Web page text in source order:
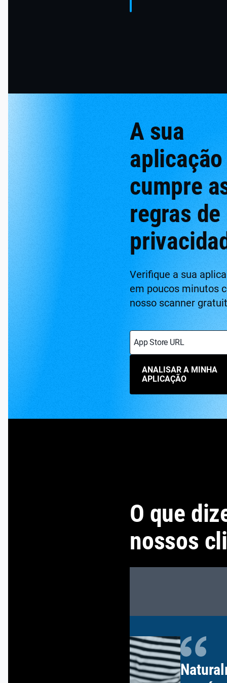
A sua
aplicação
cumpre
regras de
Verifique a sua
em poucos minutos
nosso scanner
App Store URL
ANALISAR A MINHA
APLICAÇÃO
O que
nossos